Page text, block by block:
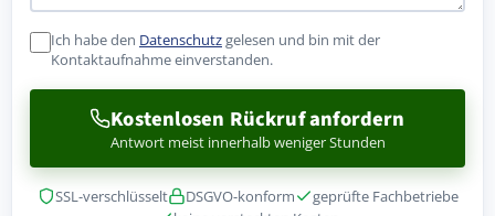
Ich habe den Datenschutzgelesen und bin mit der
Kontaktaufnahme einverstanden.
Kostenlosen Rückruf anfordern
Antwort meist innerhalb weniger Stunden
SSL-verschlüsselt DSGVO-konform
geprüfte Fachbetriebe